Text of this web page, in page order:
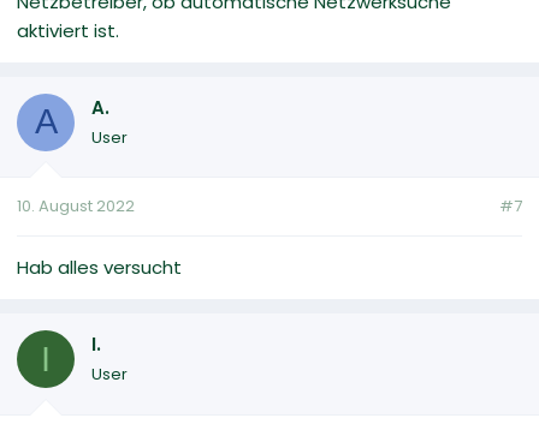
aktiviert ist.
A A.
User
10. August 2022 #7
Hab alles versucht
I I.
User